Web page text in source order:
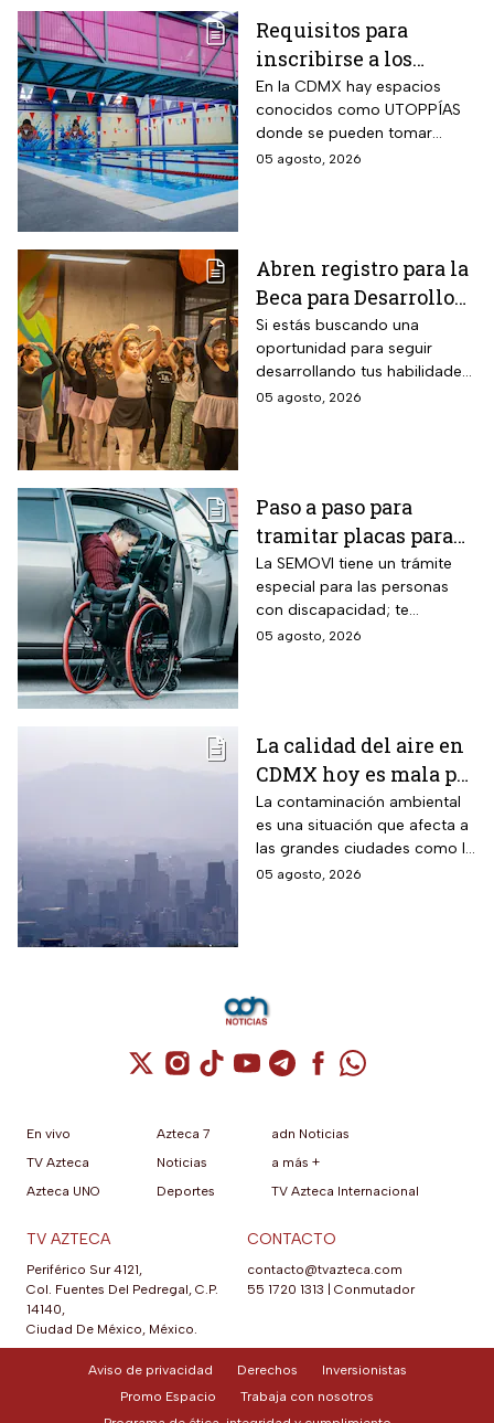
Requisitos para
inscribirse a los
talleres de la UTOPÍA
Coyoacán
En la CDMX hay espacios
conocidos como UTOPPÍAS
donde se pueden tomar
talleres y practicar deportes y
05 agosto, 2026
Abren registro para la
Beca para Desarrollo
de Talento PILARES;
requisitos para recibir
hasta 10 mil pesos
Si estás buscando una
oportunidad para seguir
desarrollando tus habilidades
puedes registrarte para la
05 agosto, 2026
Paso a paso para
tramitar placas para
automovilistas con
discapacidad en
CDMX durante 2026
La SEMOVI tiene un trámite
especial para las personas
con discapacidad; te
contamos todo lo que
05 agosto, 2026
La calidad del aire en
CDMX hoy es mala por
partículas PM10;
¿habrá Doble Hoy No
Circula?
La contaminación ambiental
es una situación que afecta a
las grandes ciudades como la
CDMX y cuando los niveles
05 agosto, 2026
Cuenta de X / Twitter (se abre en una
Cuenta de Instagram (se abre en una
Cuenta de TikTok (se abre en
Cuenta de YouTube (se abre
Cuenta de Telegram (se
Cuenta de
Cuenta de
En vivo
TV Azteca
Azteca UNO
Azteca 7
Noticias
Deportes
adn Noticias
a más +
TV Azteca Internacional
TV AZTECA
Periférico Sur 4121,
Col. Fuentes Del Pedregal, C.P.
14140,
Ciudad De México, México.
CONTACTO
contacto@tvazteca.com
55 1720 1313
Conmutador
Aviso de privacidad Derechos
Inversionistas
Promo Espacio
Trabaja con nosotros